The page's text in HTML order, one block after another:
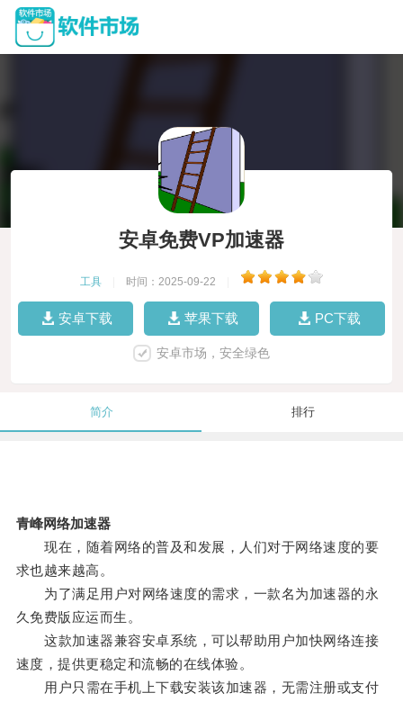
安卓免费VP加速器
工具 时间：2025-09-22
安卓下载 苹果下载 PC下载
安卓市场，安全绿色
简介 排行
青峰网络加速器
现在，随着网络的普及和发展，人们对于网络速度的要
求也越来越高。
为了满足用户对网络速度的需求，一款名为加速器的永
久免费版应运而生。
这款加速器兼容安卓系统，可以帮助用户加快网络连接
速度，提供更稳定和流畅的在线体验。
用户只需在手机上下载安装该加速器，无需注册或支付